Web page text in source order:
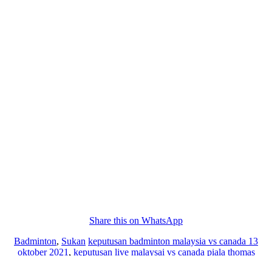
Share this on WhatsApp
Badminton, Sukan keputusan badminton malaysia vs canada 13
oktober 2021 , keputusan live malaysai vs canada piala thomas